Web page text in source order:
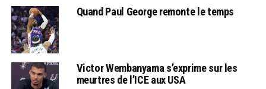
Quand Paul George remonte le temps
Victor Wembanyama s’exprime sur les
meurtres de l’ICE aux USA